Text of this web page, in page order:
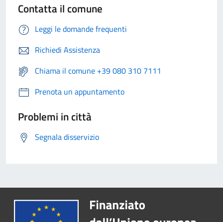
Contatta il comune
Leggi le domande frequenti
Richiedi Assistenza
Chiama il comune +39 080 310 7111
Prenota un appuntamento
Problemi in città
Segnala disservizio